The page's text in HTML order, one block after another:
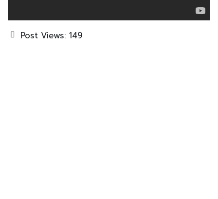
Post Views: 149